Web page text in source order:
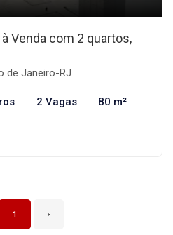
Venda com 2 quartos,
de Janeiro-RJ
2 Vagas 80 m²
1 ›